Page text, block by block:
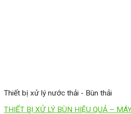
Thiết bị xử lý nước thải - Bùn thải
THIẾT BỊ XỬ LÝ BÙN HIỆU QUẢ –